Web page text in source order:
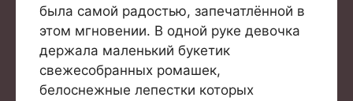
была самой радостью, запечатлённой в
этом мгновении. В одной руке девочка
держала маленький букетик
свежесобранных ромашек,
белоснежные лепестки которых